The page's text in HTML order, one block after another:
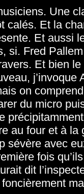
Une
calés. Et la
Et aussi
si. Fred
Et bien
on
du micro
au four et à
sévère avec
fois
dit